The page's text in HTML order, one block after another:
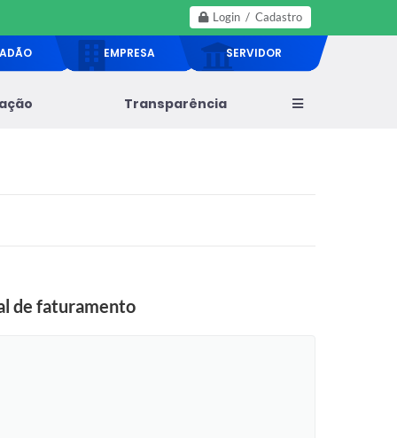
Login / Cadastro
EMPRESA SERVIDOR
Transparência
de faturamento